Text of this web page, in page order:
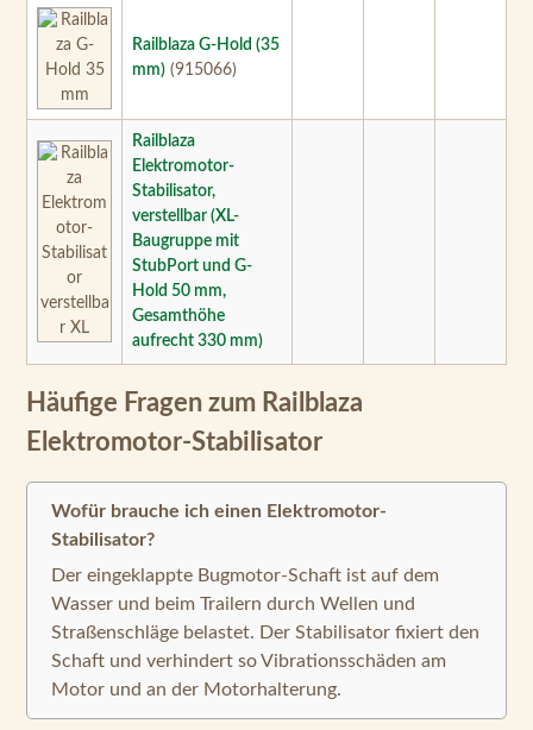
Railblaza G-Hold (35
mm) (915066)
Railblaza
Elektromotor-
Stabilisator,
verstellbar (XL-
Baugruppe mit
StubPort und G-
Hold 50 mm,
Gesamthöhe
aufrecht 330 mm)
Häufige Fragen zum Railblaza
Elektromotor-Stabilisator
Wofür brauche ich einen Elektromotor-
Stabilisator?
Der eingeklappte Bugmotor-Schaft ist auf dem
Wasser und beim Trailern durch Wellen und
Straßenschläge belastet. Der Stabilisator fixiert den
Schaft und verhindert so Vibrationsschäden am
Motor und an der Motorhalterung.